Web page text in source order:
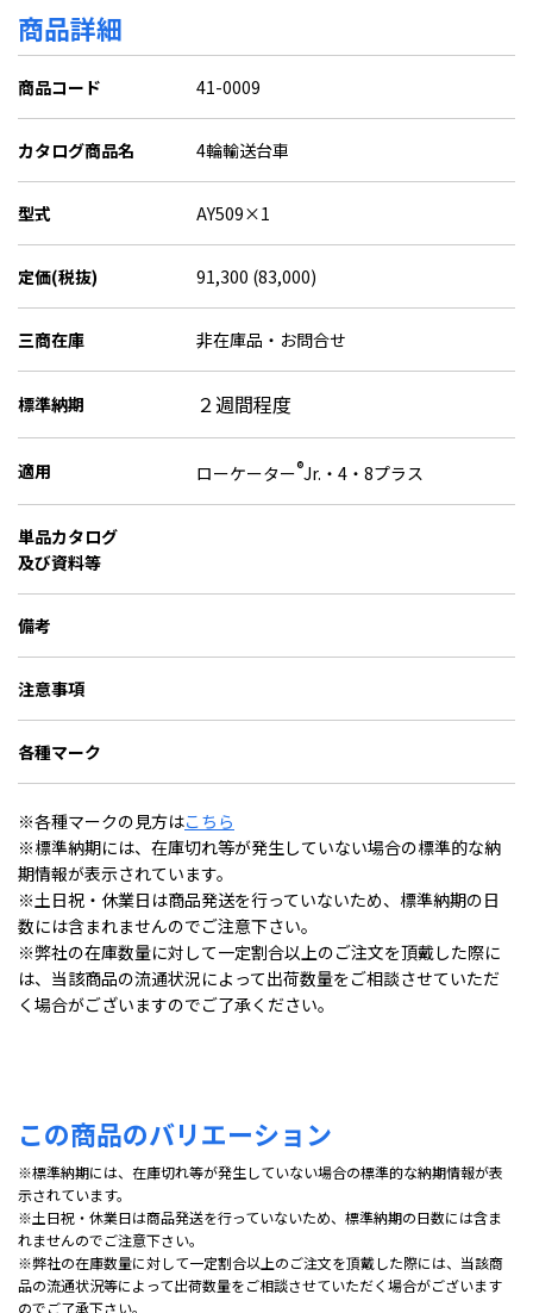
商品詳細
商品コード 41-0009
カタログ商品名 4輪輸送台車
型式 AY509×1
定価(税抜) 91,300 (83,000)
三商在庫 非在庫品・お問合せ
標準納期 ２週間程度
適用 ローケーター®Jr.・4・8プラス
単品カタログ
及び資料等
備考
注意事項
各種マーク
※各種マークの見方はこちら
※標準納期には、在庫切れ等が発生していない場合の標準的な納
期情報が表示されています。
※土日祝・休業日は商品発送を行っていないため、標準納期の日
数には含まれませんのでご注意下さい。
※弊社の在庫数量に対して一定割合以上のご注文を頂戴した際に
は、当該商品の流通状況によって出荷数量をご相談させていただ
く場合がございますのでご了承ください。
この商品のバリエーション
※標準納期には、在庫切れ等が発生していない場合の標準的な納期情報が表
示されています。
※土日祝・休業日は商品発送を行っていないため、標準納期の日数には含ま
れませんのでご注意下さい。
※弊社の在庫数量に対して一定割合以上のご注文を頂戴した際には、当該商
品の流通状況等によって出荷数量をご相談させていただく場合がございます
のでご了承下さい。